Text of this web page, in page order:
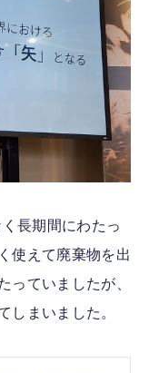
長期間にわたっ
使えて廃棄物を出
っていましたが、
しまいました。